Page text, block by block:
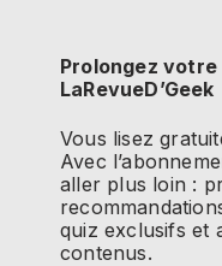
Prolongez
LaRevueD’Geek
Vous lisez
Avec
aller plus loin :
quiz exclusifs et
contenus.